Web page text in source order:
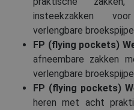
insteekzakken
verlengbare
FP (flying pockets)
afneembare zakken
verlengbare
FP (flying pockets)
heren met acht